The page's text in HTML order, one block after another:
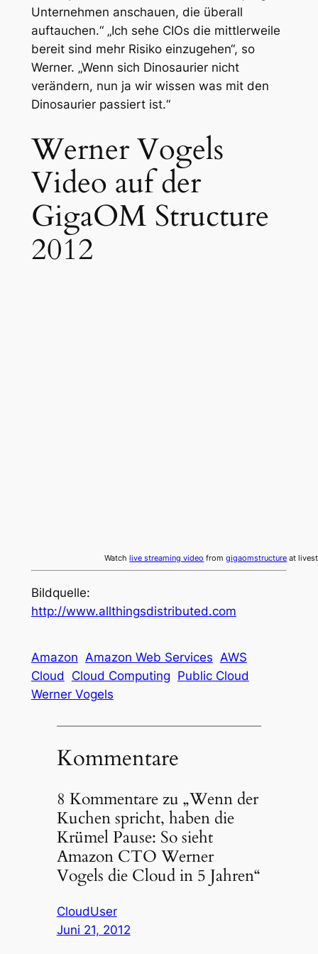
Unternehmen anschauen, die überall
auftauchen.“ „Ich sehe CIOs die mittlerweile
bereit sind mehr Risiko einzugehen“, so
Werner. „Wenn sich Dinosaurier nicht
verändern, nun ja wir wissen was mit den
Dinosaurier passiert ist.“
Werner Vogels
Video auf der
GigaOM Structure
2012
Watchlive streaming video fromgigaomstructure at
Bildquelle:
http://www.allthingsdistributed.com
Amazon Amazon Web Services AWS
Cloud
Cloud Computing Public Cloud
Werner Vogels
Kommentare
8 Kommentare zu „Wenn der
Kuchen spricht, haben die
Krümel Pause: So sieht
Amazon CTO Werner
Vogels die Cloud in 5 Jahren“
CloudUser
Juni 21, 2012